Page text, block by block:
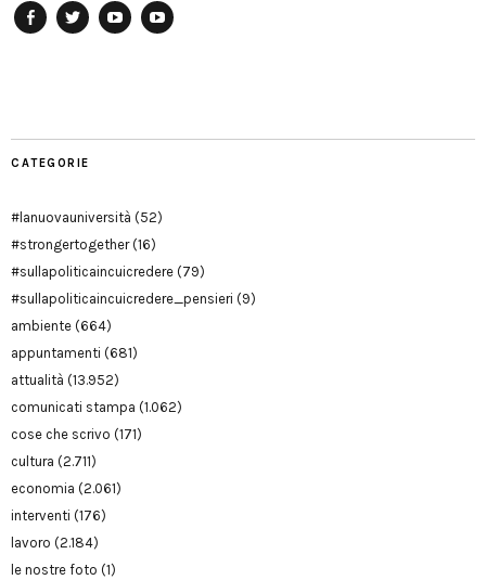
CATEGORIE
#lanuovauniversità (52)
#strongertogether(16)
#sullapoliticaincuicredere (79)
#sullapoliticaincuicredere_pensieri (9)
ambiente (664)
appuntamenti (681)
attualità (13.952)
comunicati stampa (1.062)
cose che scrivo (171)
cultura (2.711)
economia (2.061)
interventi (176)
lavoro (2.184)
le nostre foto (1)